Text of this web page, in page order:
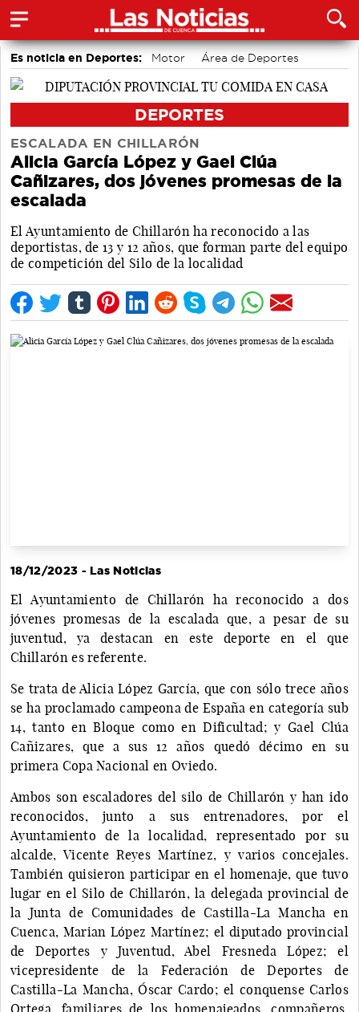
Es noticia en Deportes: Motor
Área de Deportes
Bádminton
DEPORTES
ESCALADA EN CHILLARÓN
Alicia García López y Gael Clúa
Cañizares, dos jóvenes promesas de la
escalada
El Ayuntamiento de Chillarón ha reconocido a las
deportistas, de 13 y 12 años, que forman parte del equipo
de competición del Silo de la localidad
18/12/2023 - Las Noticias
El Ayuntamiento de Chillarón ha reconocido a dos
jóvenes promesas de la escalada que, a pesar de su
juventud, ya destacan en este deporte en el que
Chillarón es referente.
Se trata de Alicia López García, que con sólo trece años
se ha proclamado campeona de España en categoría sub
14, tanto en Bloque como en Dificultad; y Gael Clúa
Cañizares, que a sus 12 años quedó décimo en su
primera Copa Nacional en Oviedo.
Ambos son escaladores del silo de Chillarón y han ido
reconocidos, junto a sus entrenadores, por el
Ayuntamiento de la localidad, representado por su
alcalde, Vicente Reyes Martínez, y varios concejales.
También quisieron participar en el homenaje, que tuvo
lugar en el Silo de Chillarón, la delegada provincial de
la Junta de Comunidades de Castilla-La Mancha en
Cuenca, Marian López Martínez; el diputado provincial
de Deportes y Juventud, Abel Fresneda López; el
vicepresidente de la Federación de Deportes de
Castilla-La Mancha, Óscar Cardo; el conquense Carlos
Ortega, familiares de los homenajeados, compañeros,